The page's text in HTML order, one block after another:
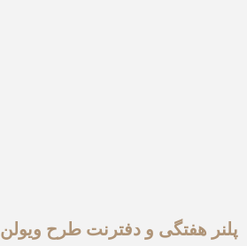
پلنر هفتگی و دفترنت طرح ویولن